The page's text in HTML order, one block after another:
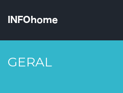
GERAL